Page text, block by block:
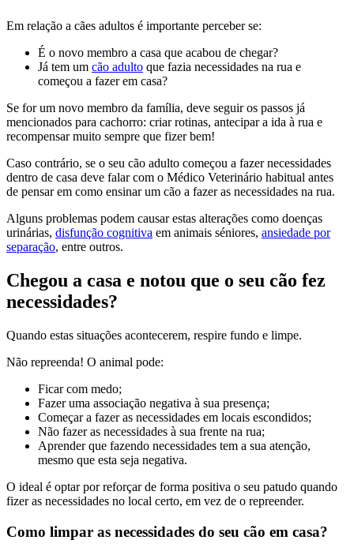
Em relação a cães adultos é importante perceber se:
É o novo membro a casa que acabou de chegar?
Já tem um cão adulto que fazia necessidades na rua e
começou a fazer em casa?
Se for um novo membro da família, deve seguir os passos já
mencionados para cachorro: criar rotinas, antecipar a ida à rua e
recompensar muito sempre que fizer bem!
Caso contrário, se o seu cão adulto começou a fazer necessidades
dentro de casa deve falar com o Médico Veterinário habitual antes
de pensar em como ensinar um cão a fazer as necessidades na rua.
Alguns problemas podem causar estas alterações como doenças
urinárias, disfunção cognitiva em animais séniores, ansiedade por
separação, entre outros.
Chegou a casa e notou que o seu cão fez
necessidades?
Quando estas situações acontecerem, respire fundo e limpe.
Não repreenda! O animal pode:
Ficar com medo;
Fazer uma associação negativa à sua presença;
Começar a fazer as necessidades em locais escondidos;
Não fazer as necessidades à sua frente na rua;
Aprender que fazendo necessidades tem a sua atenção,
mesmo que esta seja negativa.
O ideal é optar por reforçar de forma positiva o seu patudo quando
fizer as necessidades no local certo, em vez de o repreender.
Como limpar as necessidades do seu cão em casa?